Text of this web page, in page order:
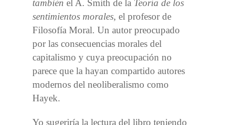
también el A. Smith de la Teoría de los
sentimientos morales, el profesor de
Filosofía Moral. Un autor preocupado
por las consecuencias morales del
capitalismo y cuya preocupación no
parece que la hayan compartido autores
modernos del neoliberalismo como
Hayek.
Yo sugeriría la lectura del libro teniendo